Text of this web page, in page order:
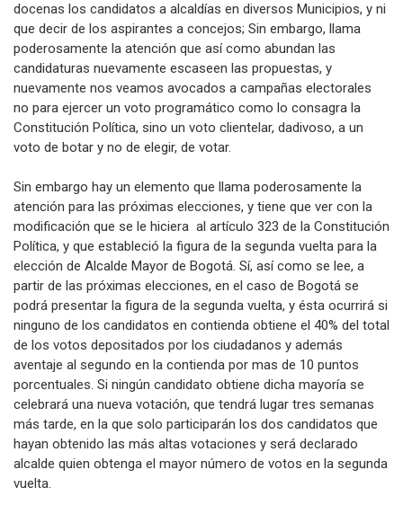
docenas los candidatos a alcaldías en diversos Municipios, y ni
que decir de los aspirantes a concejos; Sin embargo, llama
poderosamente la atención que así como abundan las
candidaturas nuevamente escaseen las propuestas, y
nuevamente nos veamos avocados a campañas electorales
no para ejercer un voto programático como lo consagra la
Constitución Política, sino un voto clientelar, dadivoso, a un
voto de botar y no de elegir, de votar.
Sin embargo hay un elemento que llama poderosamente la
atención para las próximas elecciones, y tiene que ver con la
modificación que se le hiciera al artículo 323 de la Constitución
Política, y que estableció la figura de la segunda vuelta para la
elección de Alcalde Mayor de Bogotá. Sí, así como se lee, a
partir de las próximas elecciones, en el caso de Bogotá se
podrá presentar la figura de la segunda vuelta, y ésta ocurrirá si
ninguno de los candidatos en contienda obtiene el 40% del total
de los votos depositados por los ciudadanos y además
aventaje al segundo en la contienda por mas de 10 puntos
porcentuales. Si ningún candidato obtiene dicha mayoría se
celebrará una nueva votación, que tendrá lugar tres semanas
más tarde, en la que solo participarán los dos candidatos que
hayan obtenido las más altas votaciones y será declarado
alcalde quien obtenga el mayor número de votos en la segunda
vuelta.